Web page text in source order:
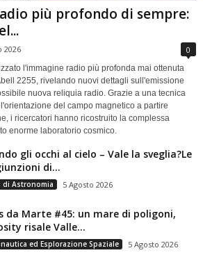
più profondo di sempre:
2026 0
l'immagine radio più profonda mai ottenuta
2255, rivelando nuovi dettagli sull'emissione
nuova reliquia radio. Grazie a una tecnica
del campo magnetico a partire
i ricercatori hanno ricostruito la complessa
enorme laboratorio cosmico.
gli occhi al cielo – Vale la sveglia?Le
di...
di Astronomia 5 Agosto 2026
da Marte #45: un mare di poligoni,
risale Valle...
ed Esplorazione Spaziale 5 Agosto 2026